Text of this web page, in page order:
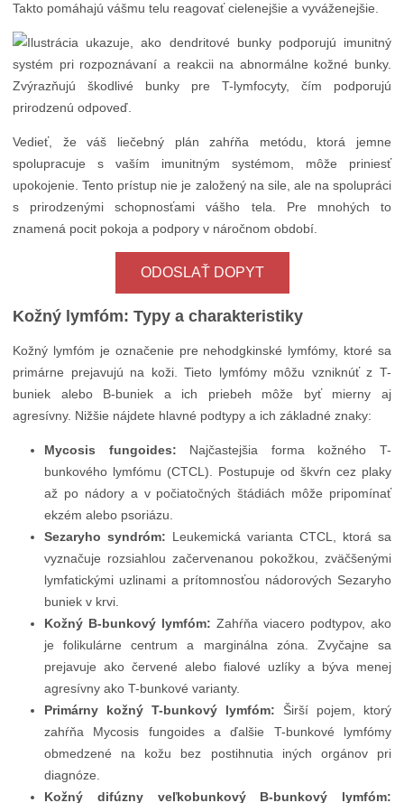
Takto pomáhajú vášmu telu reagovať cielenejšie a vyváženejšie.
Vedieť, že váš liečebný plán zahŕňa metódu, ktorá jemne
spolupracuje s vaším imunitným systémom, môže priniesť
upokojenie. Tento prístup nie je založený na sile, ale na spolupráci
s prirodzenými schopnosťami vášho tela. Pre mnohých to
znamená pocit pokoja a podpory v náročnom období.
ODOSLAŤ DOPYT
Kožný lymfóm: Typy a charakteristiky
Kožný lymfóm je označenie pre nehodgkinské lymfómy, ktoré sa
primárne prejavujú na koži. Tieto lymfómy môžu vzniknúť z T-
buniek alebo B-buniek a ich priebeh môže byť mierny aj
agresívny. Nižšie nájdete hlavné podtypy a ich základné znaky:
Mycosis fungoides: Najčastejšia forma kožného T-
bunkového lymfómu (CTCL). Postupuje od škvŕn cez plaky
až po nádory a v počiatočných štádiách môže pripomínať
ekzém alebo psoriázu.
Sezaryho syndróm: Leukemická varianta CTCL, ktorá sa
vyznačuje rozsiahlou začervenanou pokožkou, zväčšenými
lymfatickými uzlinami a prítomnosťou nádorových Sezaryho
buniek v krvi.
Kožný B-bunkový lymfóm: Zahŕňa viacero podtypov, ako
je folikulárne centrum a marginálna zóna. Zvyčajne sa
prejavuje ako červené alebo fialové uzlíky a býva menej
agresívny ako T-bunkové varianty.
Primárny kožný T-bunkový lymfóm: Širší pojem, ktorý
zahŕňa Mycosis fungoides a ďalšie T-bunkové lymfómy
obmedzené na kožu bez postihnutia iných orgánov pri
diagnóze.
Kožný difúzny veľkobunkový B-bunkový lymfóm: